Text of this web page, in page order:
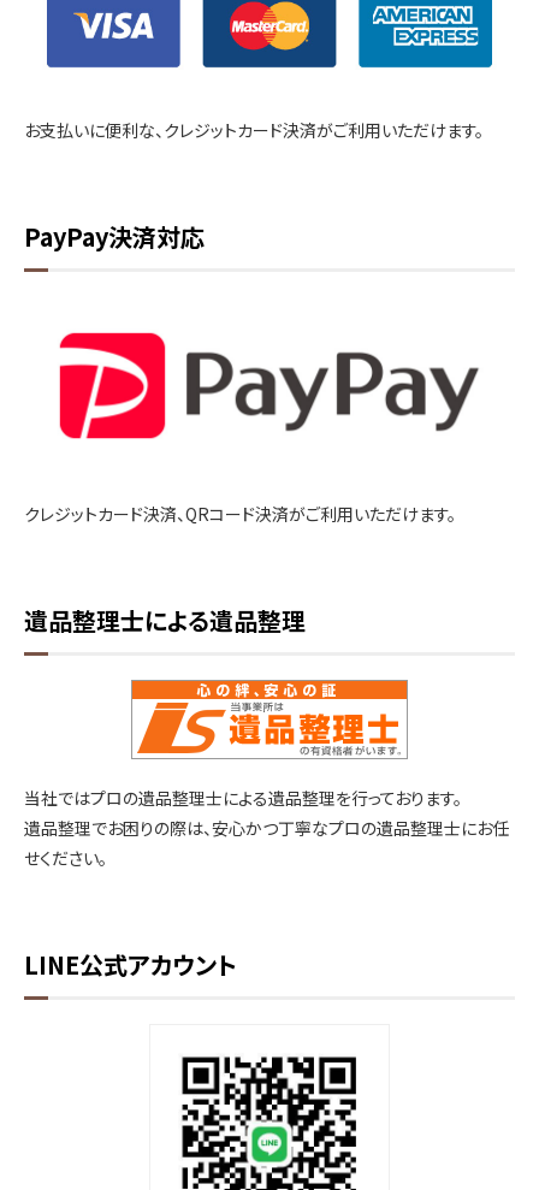
お支払いに便利な、クレジットカード決済がご利用いただけます。
PayPay決済対応
クレジットカード決済、QRコード決済がご利用いただけます。
遺品整理士による遺品整理
当社ではプロの遺品整理士による遺品整理を行っております。
遺品整理でお困りの際は、安心かつ丁寧なプロの遺品整理士にお任
せください。
LINE公式アカウント